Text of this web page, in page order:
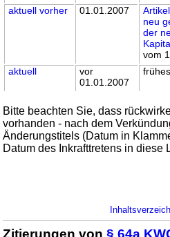
aktuell vorher 01.01.2007
neu
der
vom
aktuell
vor
01.01.2007
Bitte beachten Sie, dass
vorhanden - nach dem
Änderungstitels (Datum in
Datum des Inkrafttretens in diese
Zitierungen von§ 64a